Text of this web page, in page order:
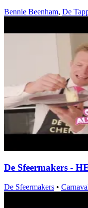
Bennie Beenham, De
De Sfeermakers -
De Sfeermakers •